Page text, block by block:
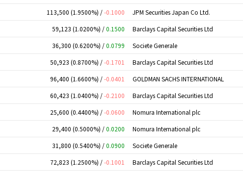
113,500 (1.9500%) /-0.1000 JPM Securities Japan Co Ltd.
59,123 (1.0200%) /0.1500 Barclays Capital Securities Ltd
36,300 (0.6200%) /0.0799 Societe Generale
50,923 (0.8700%) /-0.1701 Barclays Capital Securities Ltd
96,400 (1.6600%) /-0.0401 GOLDMAN SACHS INTERNATIONAL
60,423 (1.0400%) /-0.2100 Barclays Capital Securities Ltd
25,600 (0.4400%) /-0.0600 Nomura International plc
29,400 (0.5000%) /0.0200 Nomura International plc
31,800 (0.5400%) /0.0900 Societe Generale
72,823 (1.2500%) /-0.1001 Barclays Capital Securities Ltd